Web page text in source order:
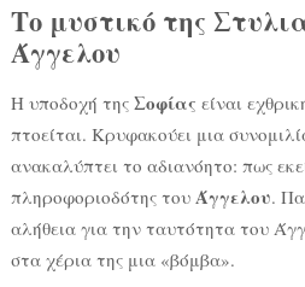
Το μυστικό της
Άγγελου
Η υποδοχή της Σοφίας είναι
πτοείται. Κρυφακούει μια
ανακαλύπτει το αδιανόητο: πως
πληροφοριοδότης του Άγγελου.
αλήθεια για την ταυτότητα του
στα χέρια της μια «βόμβα».